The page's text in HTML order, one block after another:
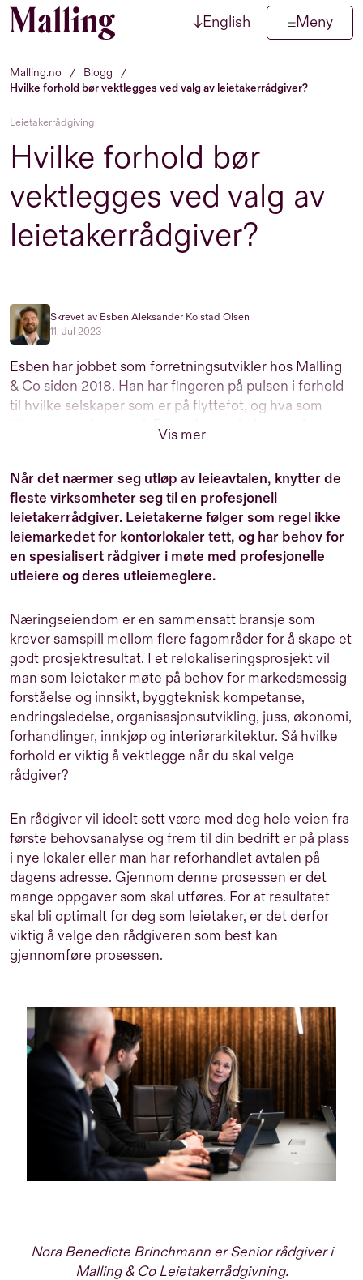
Hopp til innhold ↓English Meny
Malling.no / Blogg
/
Hvilke forhold bør vektlegges ved valg av leietakerrådgiver?
Leietakerrådgiving
Hvilke forhold bør
vektlegges ved valg av
leietakerrådgiver?
Skrevet av Esben Aleksander Kolstad Olsen
11. Jul 2023
Esben har jobbet som forretningsutvikler hos Malling
& Co siden 2018. Han har fingeren på pulsen i forhold
til hvilke selskaper som er på flyttefot, og hva som
tilbys av næringsareal. Esben har en bakgrunn fra
Markedshøyskolen i Oslo, og kom til Malling & Co
Tross sin unge alder har han opparbeidet seg bred
erfaring innen forretningsutvikling, vekst og salg. Etter
å ha utviklet et foodtruck konsept i Danmark nøler han
ikke med å fortelle om økologisk jordbruk, mat og
røkeridrift.
Vis mer
Når det nærmer seg utløp av leieavtalen, knytter de
fleste virksomheter seg til en profesjonell
leietakerrådgiver. Leietakerne følger som regel ikke
leiemarkedet for kontorlokaler tett, og har behov for
en spesialisert rådgiver i møte med profesjonelle
utleiere og deres utleiemeglere.
Næringseiendom er en sammensatt bransje som
krever samspill mellom flere fagområder for å skape et
godt prosjektresultat. I et relokaliseringsprosjekt vil
man som leietaker møte på behov for markedsmessig
forståelse og innsikt, byggteknisk kompetanse,
endringsledelse, organisasjonsutvikling, juss, økonomi,
forhandlinger, innkjøp og interiørarkitektur. Så hvilke
forhold er viktig å vektlegge når du skal velge
rådgiver?
En rådgiver vil ideelt sett være med deg hele veien fra
første behovsanalyse og frem til din bedrift er på plass
i nye lokaler eller man har reforhandlet avtalen på
dagens adresse. Gjennom denne prosessen er det
mange oppgaver som skal utføres. For at resultatet
skal bli optimalt for deg som leietaker, er det derfor
viktig å velge den rådgiveren som best kan
gjennomføre prosessen.
Nora Benedicte Brinchmann er Senior rådgiver i
Malling & Co Leietakerrådgivning.